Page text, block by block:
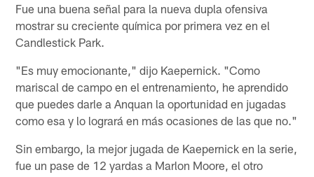
Fue una buena señal para la nueva dupla ofensiva
mostrar su creciente química por primera vez en el
Candlestick Park.
"Es muy emocionante," dijo Kaepernick. "Como
mariscal de campo en el entrenamiento, he aprendido
que puedes darle a Anquan la oportunidad en jugadas
como esa y lo logrará en más ocasiones de las que no."
Sin embargo, la mejor jugada de Kaepernick en la serie,
fue un pase de 12 yardas a Marlon Moore, el otro